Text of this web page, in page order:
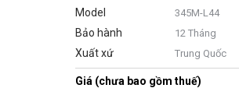
Model 345M-L44
Bảo hành 12 Tháng
Xuất xứ Trung Quốc
Giá (chưa bao gồm thuế)